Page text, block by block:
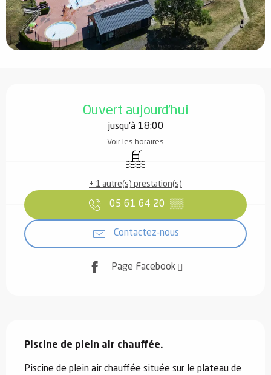
Ouvert aujourd'hui
jusqu'à 18:00
Voir les horaires
Piscine
+ 1 autre(s) prestation(s)
05 61 64 20 ▒▒
Contactez-nous
Page Facebook
Piscine de plein air chauffée.
Piscine de plein air chauffée située sur le plateau de